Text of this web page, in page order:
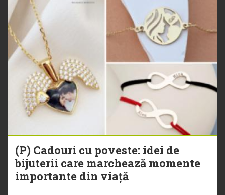
(P) Cadouri cu poveste: idei de
bijuterii care marchează momente
importante din viață